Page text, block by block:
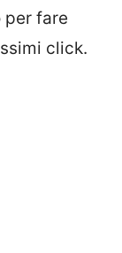
per fare
click.